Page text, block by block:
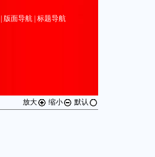
版面导航| 标题导航
放大 缩小 默认